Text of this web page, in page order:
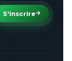
S'inscrire